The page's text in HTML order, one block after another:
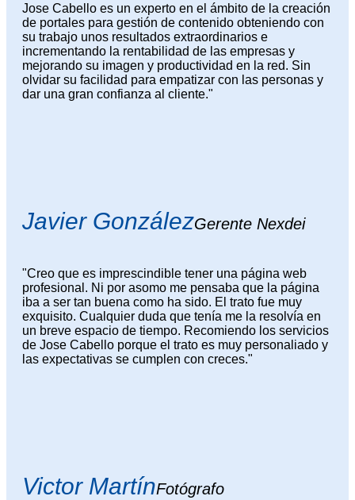
Jose Cabello es un experto en el ámbito de la creación
de portales para gestión de contenido obteniendo con
su trabajo unos resultados extraordinarios e
incrementando la rentabilidad de las empresas y
mejorando su imagen y productividad en la red. Sin
olvidar su facilidad para empatizar con las personas y
dar una gran confianza al cliente."
Javier GonzálezGerente Nexdei
"Creo que es imprescindible tener una página web
profesional. Ni por asomo me pensaba que la página
iba a ser tan buena como ha sido. El trato fue muy
exquisito. Cualquier duda que tenía me la resolvía en
un breve espacio de tiempo. Recomiendo los servicios
de Jose Cabello porque el trato es muy personaliado y
las expectativas se cumplen con creces."
Victor MartínFotógrafo